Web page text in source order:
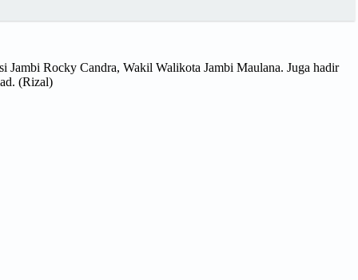
Jambi Rocky Candra, Wakil Walikota Jambi Maulana. Juga hadir
(Rizal)